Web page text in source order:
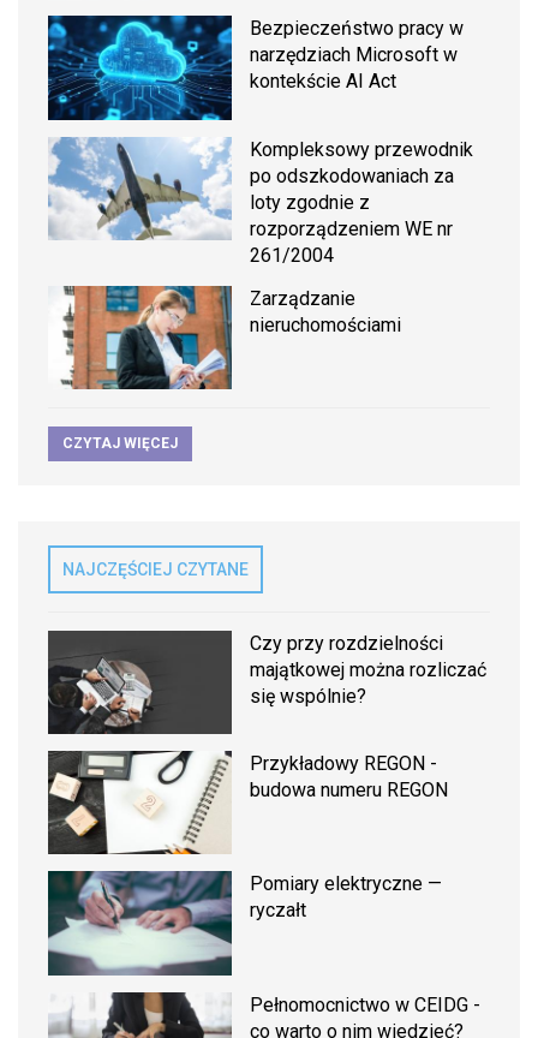
Bezpieczeństwo pracy w
narzędziach Microsoft w
kontekście AI Act
Kompleksowy przewodnik
po odszkodowaniach za
loty zgodnie z
rozporządzeniem WE nr
261/2004
Zarządzanie
nieruchomościami
CZYTAJ WIĘCEJ
NAJCZĘŚCIEJ CZYTANE
Czy przy rozdzielności
majątkowej można rozliczać
się wspólnie?
Przykładowy REGON -
budowa numeru REGON
Pomiary elektryczne —
ryczałt
Pełnomocnictwo w CEIDG -
co warto o nim wiedzieć?